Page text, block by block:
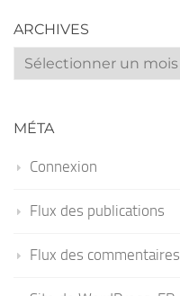
ARCHIVES
Archives
MÉTA
Connexion
Flux des publications
Flux des commentaires